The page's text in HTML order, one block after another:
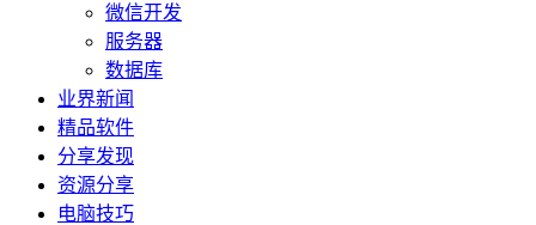
微信开发
服务器
数据库
业界新闻
精品软件
分享发现
资源分享
电脑技巧